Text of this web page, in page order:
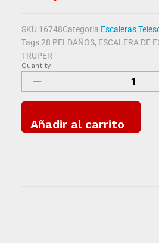
SKU 16748Categoría Escaleras
Tags 28 PELDAÑOS, ESCALERA DE
TRUPER
Quantity
Añadir al carrito